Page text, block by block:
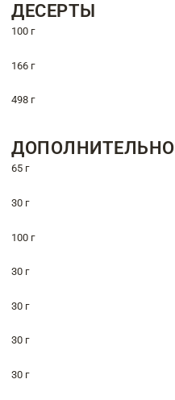
ДЕСЕРТЫ
100 г
166 г
498 г
ДОПОЛНИТЕЛЬНО
65 г
30 г
100 г
30 г
30 г
30 г
30 г